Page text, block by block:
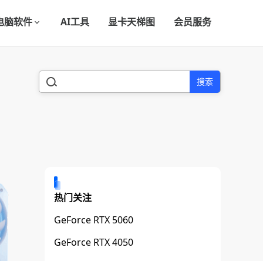
脑软件 AI工具 显卡天梯图 会员服务
搜索
热门关注
GeForce RTX 5060
GeForce RTX 4050